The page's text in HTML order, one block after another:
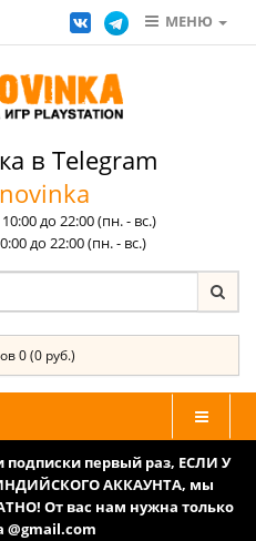
МЕНЮ
в Telegram
до 22:00 (пн. - вс.)
до 22:00 (пн. - вс.)
0 (0 руб.)
первый раз, ЕСЛИ У
АККАУНТА, мы
От вас нам нужна только
@gmail.com